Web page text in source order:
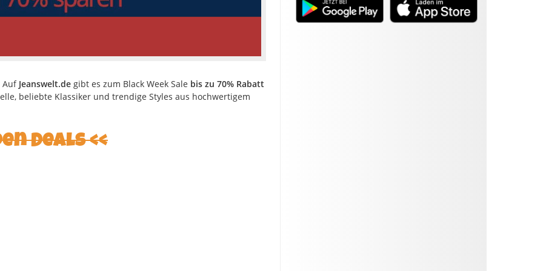
Auf Jeanswelt.degibt es zum Black Week Sale bis zu 70% Rabatt
beliebte Klassiker und trendige Styles aus hochwertigem
Deals